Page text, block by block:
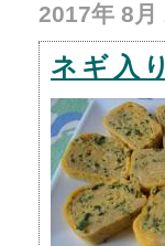
2017年 8月
ネギ入